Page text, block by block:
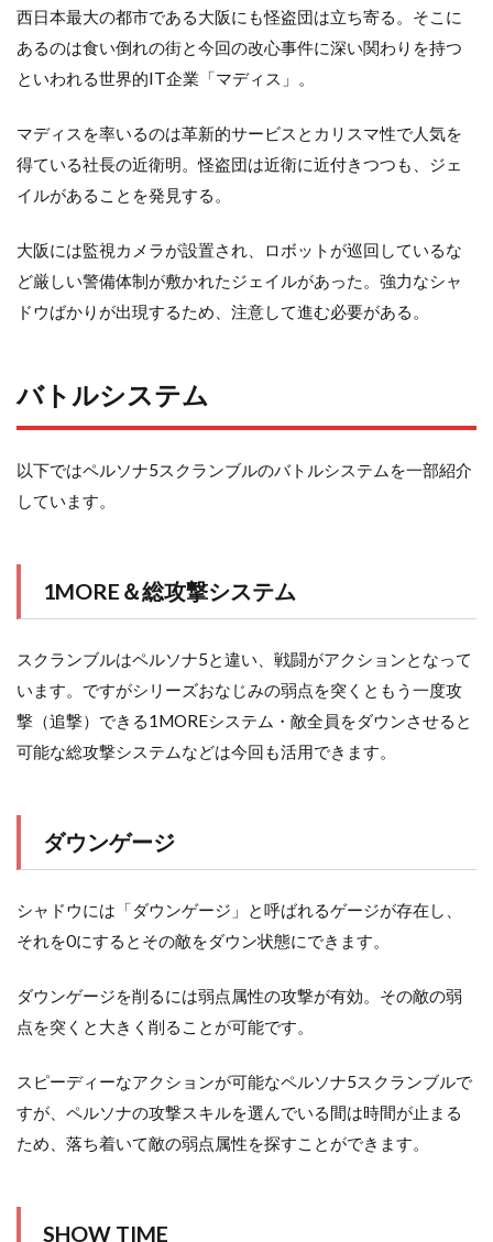
西日本最大の都市である大阪にも怪盗団は立ち寄る。そこに
あるのは食い倒れの街と今回の改心事件に深い関わりを持つ
といわれる世界的IT企業「マディス」。
マディスを率いるのは革新的サービスとカリスマ性で人気を
得ている社長の近衛明。怪盗団は近衛に近付きつつも、ジェ
イルがあることを発見する。
大阪には監視カメラが設置され、ロボットが巡回しているな
ど厳しい警備体制が敷かれたジェイルがあった。強力なシャ
ドウばかりが出現するため、注意して進む必要がある。
バトルシステム
以下ではペルソナ5スクランブルのバトルシステムを一部紹介
しています。
1MORE＆総攻撃システム
スクランブルはペルソナ5と違い、戦闘がアクションとなって
います。ですがシリーズおなじみの弱点を突くともう一度攻
撃（追撃）できる1MOREシステム・敵全員をダウンさせると
可能な総攻撃システムなどは今回も活用できます。
ダウンゲージ
シャドウには「ダウンゲージ」と呼ばれるゲージが存在し、
それを0にするとその敵をダウン状態にできます。
ダウンゲージを削るには弱点属性の攻撃が有効。その敵の弱
点を突くと大きく削ることが可能です。
スピーディーなアクションが可能なペルソナ5スクランブルで
すが、ペルソナの攻撃スキルを選んでいる間は時間が止まる
ため、落ち着いて敵の弱点属性を探すことができます。
SHOW TIME